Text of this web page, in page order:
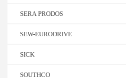
SERA PRODOS
SEW-EURODRIVE
SICK
SOUTHCO